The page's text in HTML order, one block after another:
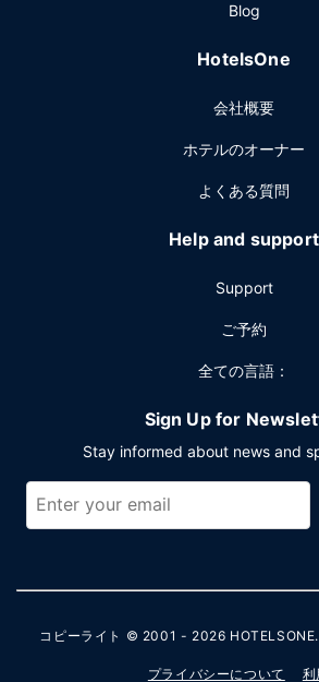
セルフパーキング (無料) が備わっていま
Blog
HotelsOne
会社概要
ホテルのオーナー
よくある質問
Help and support
Support
ご予約
全ての言語：
Sign Up for
Stay informed about news and
コピーライト © 2001 - 2026 HOTELSONE
プライバシーについて 利